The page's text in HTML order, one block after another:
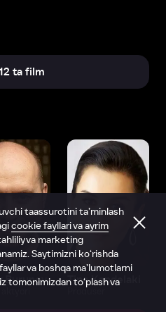
ta film
Burunov Tina Kandelaki
taassurotini ta’minlash
cookie fayllari va ayrim
va marketing
Saytimizni ko‘rishda
va boshqa ma’lumotlarni
tomonimizdan to‘plash va